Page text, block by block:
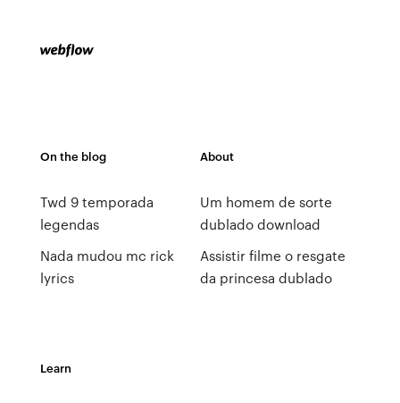
On the blog
Twd 9 temporada
legendas
Nada mudou mc rick
lyrics
About
Um homem de sorte
dublado download
Assistir filme o resgate
da princesa dublado
Learn